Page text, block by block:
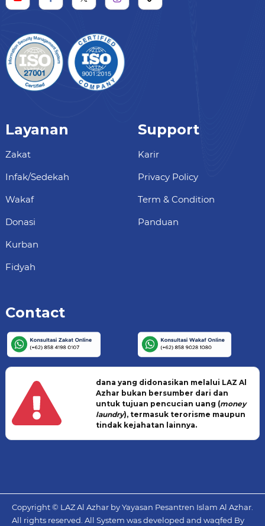
Layanan
Zakat
Infak/Sedekah
Wakaf
Donasi
Kurban
Fidyah
Support
Karir
Privacy Policy
Term & Condition
Panduan
Contact
dana yang didonasikan melalui LAZ Al
Azhar bukan bersumber dari dan
untuk tujuan pencucian uang (money
laundry), termasuk terorisme maupun
tindak kejahatan lainnya.
Copyright © LAZ Al Azhar by Yayasan Pesantren Islam Al Azhar.
All rights reserved. All System was developed and waqfed By